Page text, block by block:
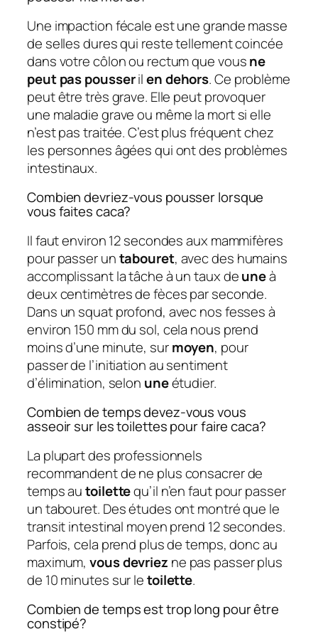
Une impaction fécale est une grande masse
de selles dures qui reste tellement coincée
dans votre côlon ou rectum que vousne
peut pas pousserilen dehors. Ce problème
peut être très grave. Elle peut provoquer
une maladie grave ou même la mort si elle
n’est pas traitée. C’est plus fréquent chez
les personnes âgées qui ont des problèmes
intestinaux.
Combien devriez-vous pousser lorsque
vous faites caca?
Il faut environ 12 secondes aux mammifères
pour passer untabouret, avec des humains
accomplissant la tâche à un taux deuneà
deux centimètres de fèces par seconde.
Dans un squat profond, avec nos fesses à
environ 150 mm du sol, cela nous prend
moins d’une minute, surmoyen, pour
passer de l’initiation au sentiment
d’élimination, selon uneétudier.
Combien de temps devez-vous vous
asseoir sur les toilettes pour faire caca?
La plupart des professionnels
recommandent de ne plus consacrer de
temps autoilettequ’il n’en faut pour passer
un tabouret. Des études ont montré que le
transit intestinal moyen prend 12 secondes.
Parfois, cela prend plus de temps, donc au
maximum,vous devriez ne pas passer plus
de 10 minutes sur letoilette.
Combien de temps est trop long pour être
constipé?